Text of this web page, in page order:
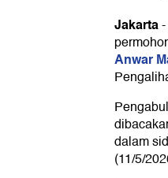
Jakarta-
Anwar
dalam
(11/5/